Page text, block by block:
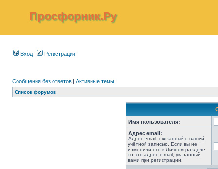
Просфорник.Ру
Вход Регистрация
Сообщения без ответов | Активные темы
Список форумов
Имя пользователя:
Адрес email:
Адрес email, связанный с вашей
учётной записью. Если вы не
изменили его в Личном разделе,
то это адрес e-mail, указанный
вами при регистрации.